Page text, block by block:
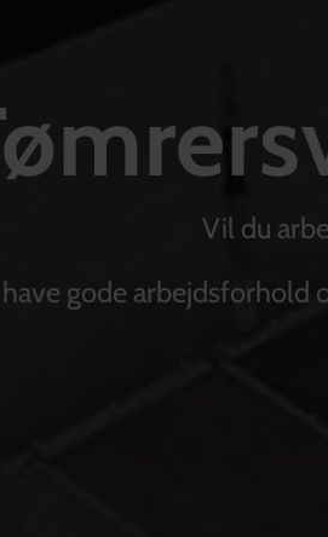
Vil du
gode